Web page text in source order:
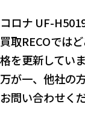
コロナ UF-
買取RECOでは
格を更新していま
万が一、他社の
お問い合わせく